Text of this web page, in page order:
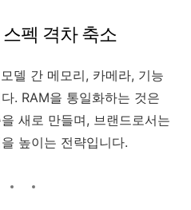
펙 격차 축소
델 간 메모리, 카메라, 기능
. RAM을 통일화하는 것은
새로 만들며, 브랜드로서는
높이는 전략입니다.